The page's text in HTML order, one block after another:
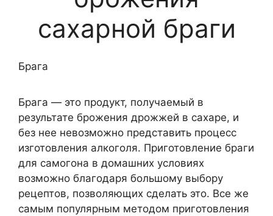
сахарной браги
Брага
Брага — это продукт, получаемый в
результате брожения дрожжей в сахаре, и
без нее невозможно представить процесс
изготовления алкоголя. Приготовление браги
для самогона в домашних условиях
возможно благодаря большому выбору
рецептов, позволяющих сделать это. Все же
самым популярным методом приготовления